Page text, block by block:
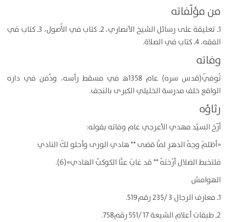
من مؤلّفاته
1ـ تعليقة على رسائل الشيخ الأنصاري، 2ـ كتاب في الأُصول، 3ـ كتاب في
الفقه، 4ـ كتاب في الصلاة.
وفاته
تُوفّي(قدس سره) عام 1358ﻫ في مسقط رأسه، ودُفن في داره
الواقع خلف مدرسة الخليلي الكبرى بالنجف.
رثاؤه
أرّخ السيّد مهدي الأعرجي عام وفاته بقوله:
«أظلمَ وجهُ الدهرِ لمَّا قضى ** هادي الورى وأحلو لكَ النادي‏
فلتخبط الضلال أرّختهُ ** قد غابَ عنَّا الكوكبُ الهادي‏»(6).
الهوامش
1ـ معارف الرجال 3 /235 رقم519.
2ـ طبقات أعلام الشيعة 17 /551 رقم758.